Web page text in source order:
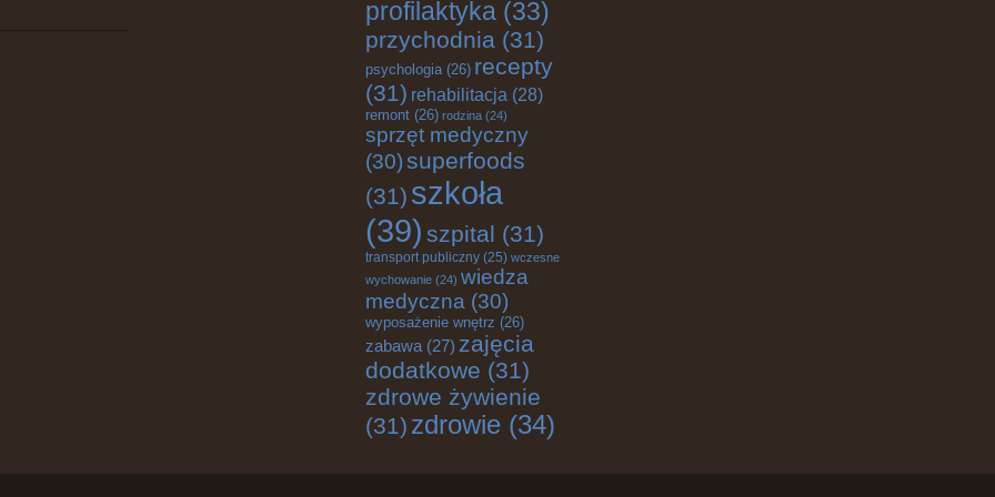
profilaktyka (33)
przychodnia (31)
psychologia(26) recepty
(31) rehabilitacja (28)
remont (26) rodzina (24)
sprzęt medyczny
(30)superfoods
(31) szkoła
(39) szpital (31)
transport publiczny (25) wczesne
wychowanie (24) wiedza
medyczna (30)
wyposażenie wnętrz (26)
zabawa (27) zajęcia
dodatkowe (31)
zdrowe żywienie
(31) zdrowie (34)